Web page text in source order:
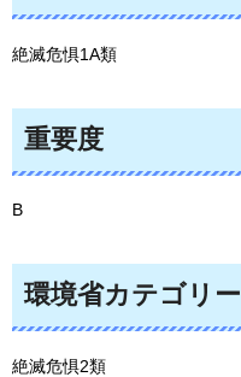
絶滅危惧1A類
重要度
B
環境省カテゴリー
絶滅危惧2類